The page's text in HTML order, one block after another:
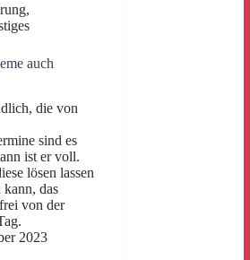
,
auch
die von
sind es
ist er voll.
lösen lassen
kann, das
von der
2023